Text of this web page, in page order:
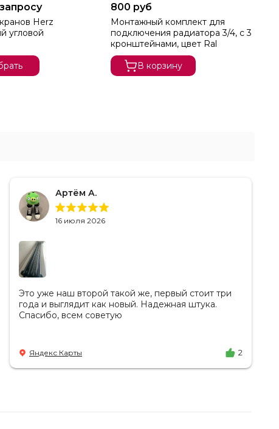
Herz
угловой
800 руб
Монтажный комплект для
подключения радиатора 3/4, c 3
кронштейнами, цвет Ral
В корзину
Артём А.
16 июля 2026
Это уже наш второй такой же, первый стоит три
года и выглядит как новый. Надежная штука.
Спасибо, всем советую
Яндекс Карты 2